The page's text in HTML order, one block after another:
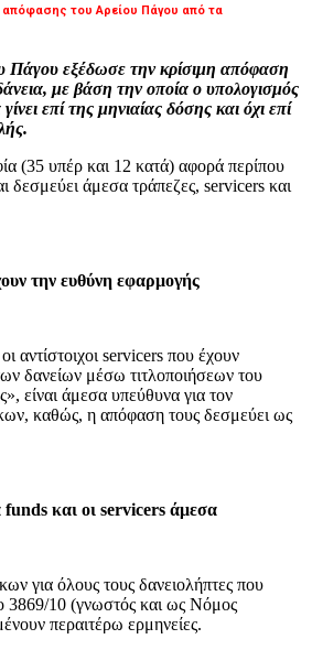
του Αρείου Πάγου από τα
Πάγου εξέδωσε την κρίσιμη απόφαση
με βάση την οποία ο υπολογισμός
επί της μηνιαίας δόσης και όχι επί
(35 υπέρ και 12 κατά) αφορά περίπου
δεσμεύει άμεσα τράπεζες, servicers και
την ευθύνη εφαρμογής
αντίστοιχοι servicers που έχουν
δανείων μέσω τιτλοποιήσεων του
είναι άμεσα υπεύθυνα για τον
καθώς, η απόφαση τους δεσμεύει ως
funds και οι servicers άμεσα
για όλους τους δανειολήπτες που
3869/10 (γνωστός και ως Νόμος
περαιτέρω ερμηνείες.